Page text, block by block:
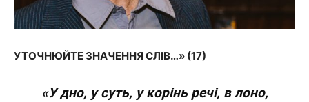
УТОЧНЮЙТЕ ЗНАЧЕННЯ СЛІВ…» (17)
«У дно, у суть, у корінь речі, в лоно,